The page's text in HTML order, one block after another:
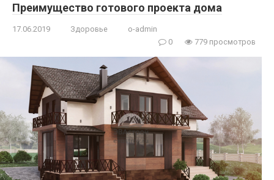
Преимущество готового проекта дома
17.06.2019 Здоровье
o-admin
0
779 просмотров